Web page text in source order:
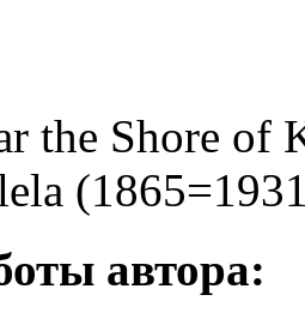
the Shore
автора: